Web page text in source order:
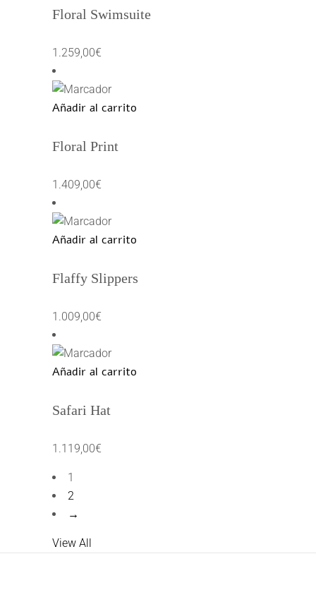
Floral Swimsuite
1.259,00€
Añadir al carrito
Floral Print
1.409,00€
Añadir al carrito
Flaffy Slippers
1.009,00€
Añadir al carrito
Safari Hat
1.119,00€
1
2
→
View All